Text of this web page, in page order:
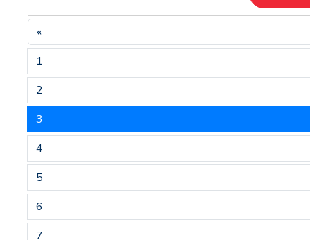
«
1
2
3
4
5
6
7